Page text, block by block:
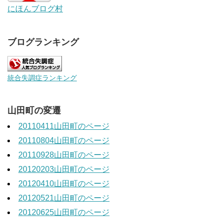
にほんブログ村
ブログランキング
統合失調症ランキング
山田町の変遷
20110411山田町のページ
20110804山田町のページ
20110928山田町のページ
20120203山田町のページ
20120410山田町のページ
20120521山田町のページ
20120625山田町のページ